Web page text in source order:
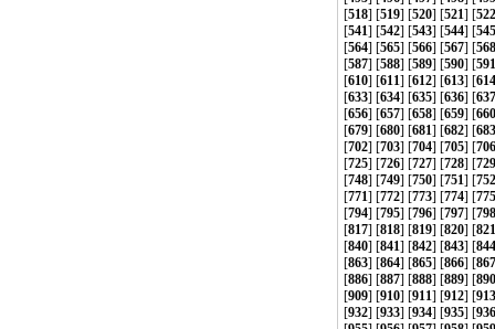
[518] [519] [520] [521] [522
[541] [542] [543] [544] [545
[564] [565] [566] [567] [568
[587] [588] [589] [590] [591
[610] [611] [612] [613] [614
[633] [634] [635] [636] [637
[656] [657] [658] [659] [660
[679] [680] [681] [682] [683
[702] [703] [704] [705] [706
[725] [726] [727] [728] [729
[748] [749] [750] [751] [752
[771] [772] [773] [774] [775
[794] [795] [796] [797] [798
[817] [818] [819] [820] [821
[840] [841] [842] [843] [844
[863] [864] [865] [866] [867
[886] [887] [888] [889] [890
[909] [910] [911] [912] [913
[932] [933] [934] [935] [936